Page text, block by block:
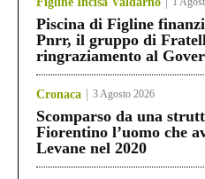
Piscina di Figline
Pnrr, il gruppo di
ringraziamento al
Cronaca 3 Agosto 2026
Scomparso da una
Fiorentino l’uomo che
Levane nel 2020